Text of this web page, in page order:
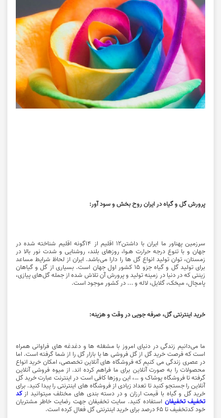
پرورش گل و گیاه در ایران روح بخش و سود آور:
سرزمین پهناور ما ایران با داشتن۱۲ اقلیم از ۱۴گونه اقلیم شناخته شده در
جهان و با تنوع درجه حرارت هـوا، روزهای بلند، روشنایی و شدت نور بالا در
زمستان، توان تولید انواع گل ها را دارا می‌باشد. ایران از لحاظ شرایط مساعد
برای تولید گل و گیاه جزو ۱۵ کشور اول جهان است. بسیاری از گل و گیاهان
زینتی که در دنیا در زمینه تولید و پرورش آن تلاش شده از جمله گل‌های پیازی،
پامچال، میخک، گلایل، لاله‌ و ... در کشور موجود است.
خرید اینترنتی گل، صرفه جویی در وقت و هزینه:
ما می‌دانیم زندگی در دنیای امروز با مشغله ها و دغدغه های فراوانی همراه
است که فرصت خرید گل از گل فروشی ها یا بازار گل را از شما گرفته است. اما
در عصری زندگی می کنیم که فروشگاه های آنلاین تخصصی، امکان خرید انواع
محصولات را به صورت آنلاین برای ما فراهم کرده اند. از میوه فروشی آنلاین
گرفته تا فروشگاه پوشاک و …، این روزها کافی است در اینترنت عبارت خرید گل
آنلاین را جستجو کنید تا تعداد زیادی از فروشگاه های اینترنتی را پیدا کنید. برای
خرید گل و گیاه با قیمت ارزان و در دسته بندی های مختلف میتوانید ازکد
تخفیف تخفیفان استفاده کنید. سایت تخفیفان جهت رضایت خاطر مشتریان
خود کدتخفیف تا 65 درصد برای خرید اینترنتی گل فعال کرده است.